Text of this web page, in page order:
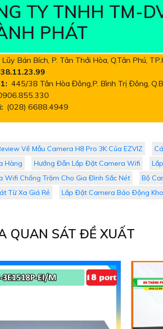
TY TNHH TM-
PHÁT
Bán Bích, P. Tân Thới Hòa, Q.Tân Phú,
445/38 Tân Hòa Đông,P. Bình Trị Đông,
(028) 6688.4949
Về Mẫu Camera H8 Pro 3K Của EZVIZ
Hàng
Hướng Đẫn Lắp Đặt Camera Wifi
Wifi Chống Trộm Cho Gia Đình Sắc Nét
Bộ
Từ Xa Giá Rẻ
Lắp Đặt Camera Báo Động
QUAN SÁT ĐỀ XUẤT